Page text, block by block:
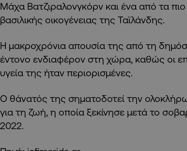
Μάχα Βατζιραλονγκόρν και ένα από τα
βασιλικής οικογένειας της Ταϊλάνδης.
Η μακροχρόνια απουσία της από τη
έντονο ενδιαφέρον στη χώρα, καθώς οι
υγεία της ήταν περιορισμένες.
Ο θάνατός της σηματοδοτεί την
για τη ζωή, η οποία ξεκίνησε μετά το
2022.